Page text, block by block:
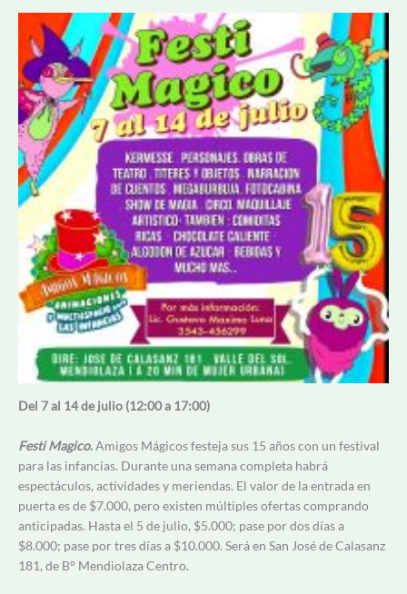
Del 7 al 14 de julio (12:00 a 17:00)
Festi Magico.Amigos Mágicos festeja sus 15 años con un festival
para las infancias. Durante una semana completa habrá
espectáculos, actividades y meriendas. El valor de la entrada en
puerta es de $7.000, pero existen múltiples ofertas comprando
anticipadas. Hasta el 5 de julio, $5.000; pase por dos días a
$8.000; pase por tres días a $10.000. Será en San José de Calasanz
181, de B° Mendiolaza Centro.